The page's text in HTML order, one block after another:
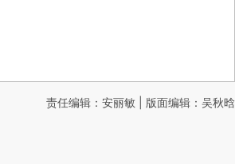
责任编辑：安丽敏 | 版面编辑：吴秋晗